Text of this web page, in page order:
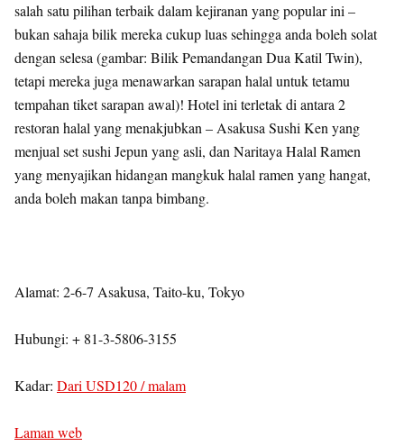
salah satu pilihan terbaik dalam kejiranan yang popular ini –
bukan sahaja bilik mereka cukup luas sehingga anda boleh solat
dengan selesa (gambar: Bilik Pemandangan Dua Katil Twin),
tetapi mereka juga menawarkan sarapan halal untuk tetamu
tempahan tiket sarapan awal)! Hotel ini terletak di antara 2
restoran halal yang menakjubkan – Asakusa Sushi Ken yang
menjual set sushi Jepun yang asli, dan Naritaya Halal Ramen
yang menyajikan hidangan mangkuk halal ramen yang hangat,
anda boleh makan tanpa bimbang.
Alamat: 2-6-7 Asakusa, Taito-ku, Tokyo
Hubungi: + 81-3-5806-3155
Kadar: Dari USD120 / malam
Laman web